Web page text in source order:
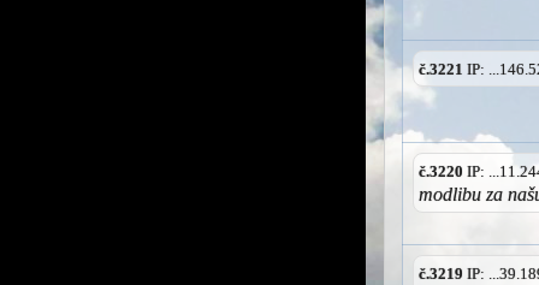
č.3221 IP:
č.3220 IP:
modlibu za
č.3219 IP: